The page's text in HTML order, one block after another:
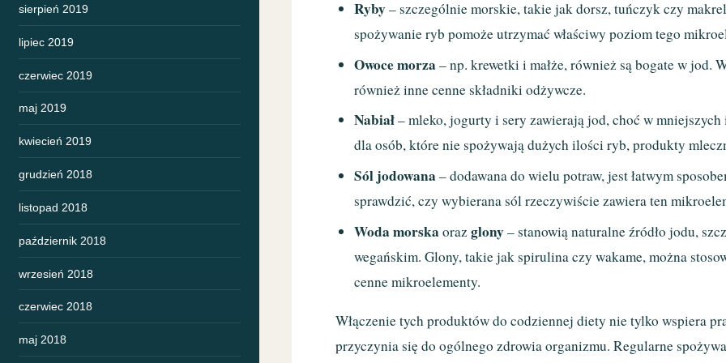
sierpień 2019
lipiec 2019
czerwiec 2019
maj 2019
kwiecień 2019
grudzień 2018
listopad 2018
październik 2018
wrzesień 2018
czerwiec 2018
maj 2018
Ryby– szczególnie morskie, takie jak dorsz, tuńczyk czy
spożywanie ryb pomoże utrzymać właściwy poziom tego
Owoce morza – np. krewetki i małże, również są bogate w jod.
również inne cenne składniki odżywcze.
Nabiał– mleko, jogurty i sery zawierają jod, choć w
dla osób, które nie spożywają dużych ilości ryb, produkty
Sól jodowana – dodawana do wielu potraw, jest łatwym
sprawdzić, czy wybierana sól rzeczywiście zawiera ten
Woda morska orazglony– stanowią naturalne źródło jodu,
wegańskim. Glony, takie jak spirulina czy wakame, można
cenne mikroelementy.
Włączenie tych produktów do codziennej diety nie tylko wspiera
przyczynia się do ogólnego zdrowia organizmu. Regularne